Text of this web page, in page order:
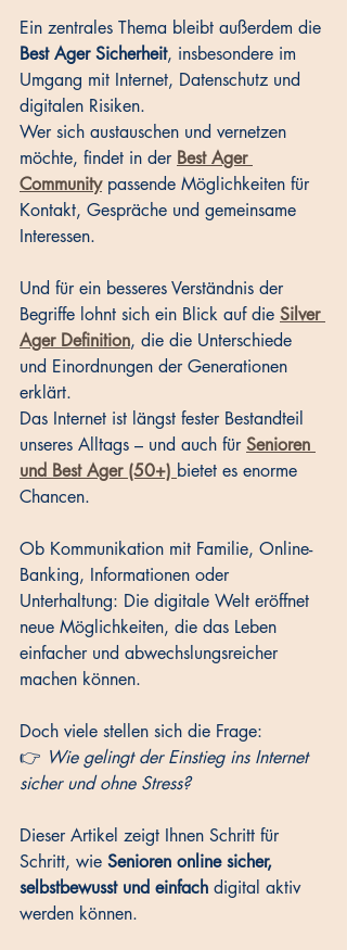
Ein zentrales Thema bleibt außerdem die
Best Ager Sicherheit, insbesondere im
Umgang mit Internet, Datenschutz und
digitalen Risiken.
Wer sich austauschen und vernetzen
möchte, findet in der Best Ager
Community passende Möglichkeiten für
Kontakt, Gespräche und gemeinsame
Interessen.
Und für ein besseres Verständnis der
Begriffe lohnt sich ein Blick auf die Silver
Ager Definition, die die Unterschiede
und Einordnungen der Generationen
erklärt.
Das Internet ist längst fester Bestandteil
unseres Alltags – und auch für Senioren
und Best Ager (50+) bietet es enorme
Chancen.
Ob Kommunikation mit Familie, Online-
Banking, Informationen oder
Unterhaltung: Die digitale Welt eröffnet
neue Möglichkeiten, die das Leben
einfacher und abwechslungsreicher
machen können.
Doch viele stellen sich die Frage:
👉 Wie gelingt der Einstieg ins Internet
sicher und ohne Stress?
Dieser Artikel zeigt Ihnen Schritt für
Schritt, wie Senioren online sicher,
selbstbewusst und einfach digital aktiv
werden können.